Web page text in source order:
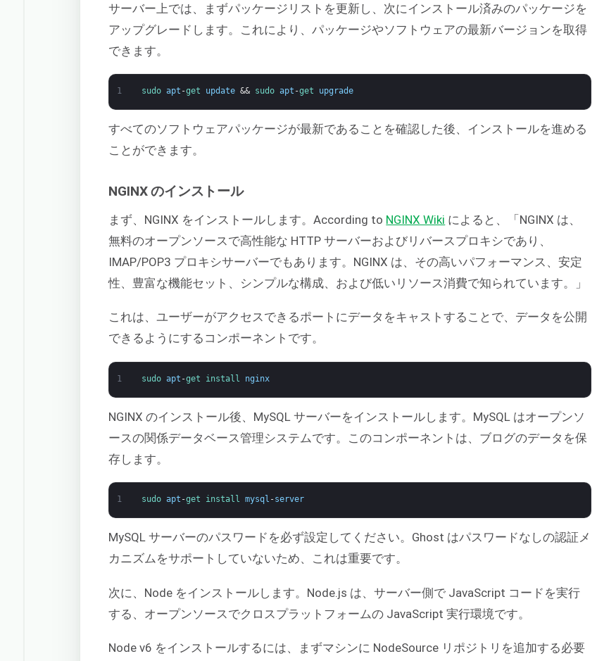
サーバー上では、まずパッケージリストを更新し、次にインストール済みのパッケージを
アップグレードします。これにより、パッケージやソフトウェアの最新バージョンを取得
できます。
1 sudo apt -get update && sudo apt -get upgrade
すべてのソフトウェアパッケージが最新であることを確認した後、インストールを進める
ことができます。
NGINX のインストール
まず、NGINX をインストールします。According to NGINX Wiki によると、「NGINX は、
無料のオープンソースで高性能な HTTP サーバーおよびリバースプロキシであり、
IMAP/POP3 プロキシサーバーでもあります。NGINX は、その高いパフォーマンス、安定
性、豊富な機能セット、シンプルな構成、および低いリソース消費で知られています。」
これは、ユーザーがアクセスできるポートにデータをキャストすることで、データを公開
できるようにするコンポーネントです。
1 sudo apt -get install nginx
NGINX のインストール後、MySQL サーバーをインストールします。MySQL はオープンソ
ースの関係データベース管理システムです。このコンポーネントは、ブログのデータを保
存します。
1 sudo apt -get install mysql -server
MySQL サーバーのパスワードを必ず設定してください。Ghost はパスワードなしの認証メ
カニズムをサポートしていないため、これは重要です。
次に、Node をインストールします。Node.js は、サーバー側で JavaScript コードを実行
する、オープンソースでクロスプラットフォームの JavaScript 実行環境です。
Node v6 をインストールするには、まずマシンに NodeSource リポジトリを追加する必要